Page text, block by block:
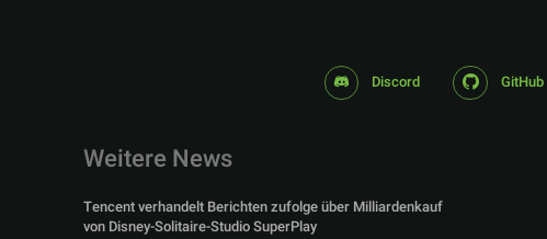
Discord GitHub
Weitere News
Tencent verhandelt Berichten zufolge über Milliardenkauf
von Disney-Solitaire-Studio SuperPlay